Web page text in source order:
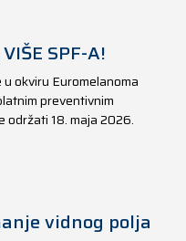
SPF-A!
okviru Euromelanoma
preventivnim
održati 18. maja 2026.
širom Crne Gore, kako u
zdravstvenim ustanovama.
vidnog polja